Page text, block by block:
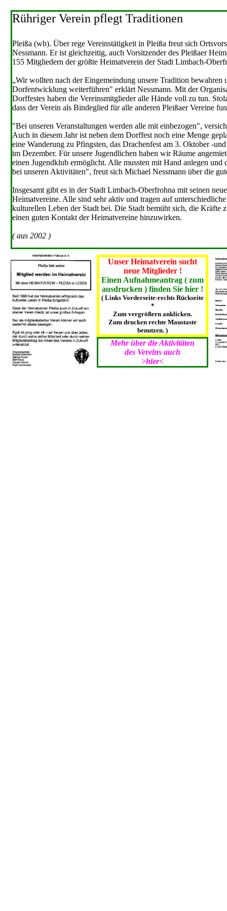
Rühriger Verein pflegt Traditionen
Pleißa (wb). Über rege Vereinstätigkeit in Pleißa freut sich
Nessmann. Er ist gleichzeitig, auch Vorsitzender des Pleißaer
155 Mitgliedern der größte Heimatverein der Stadt Limbach-
„Wir wollten nach der Eingemeindung unsere Tradition bewahren
Dorfentwicklung weiterführen" erklärt Nessmann. Mit der
Dorffestes haben die Vereinsmitglieder alle Hände voll zu tun.
dass der Verein als Bindeglied für alle anderen Pleißaer Vereine
"Bei unseren Veranstaltungen werden alle mit einbezogen",
Auch in diesem Jahr ist neben dem Dorffest noch eine Menge
eine Wanderung zu Pfingsten, das Drachenfest am 3. Oktober -
im Dezember. Für unsere Jugendlichen haben wir Räume
einen Jugendklub ermöglicht. Alle mussten mit Hand anlegen und
bei unseren Aktivitäten", freut sich Michael Nessmann über die
Insgesamt gibt es in der Stadt Limbach-Oberfrohna mit seinen
Heimatvereine. Alle sind sehr aktiv und tragen auf
kulturellen Leben der Stadt bei. Die Stadt bemüht sich, die Kräfte
einen guten Kontakt der Heimatvereine hinzuwirken.
( aus 2002 )
Unser Heimatverein sucht
neue Mitglieder !
Einen Aufnahmeantrag ( zum
ausdrucken ) finden Sie hier !
( Links Vorderseite-rechts Rückseite
*
Zum vergrößern anklicken.
Zum drucken rechte Maustaste
benutzen. )
Mehr über die Aktivitäten
des Vereins auch
>hier<